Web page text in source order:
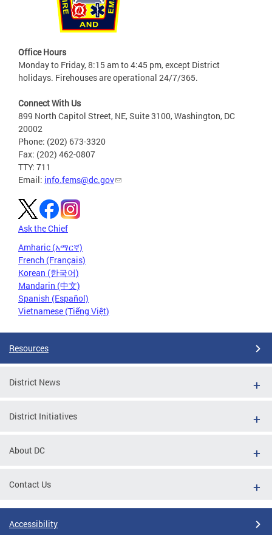
Office Hours
Monday to Friday, 8:15 am to 4:45 pm, except District
holidays. Firehouses are operational 24/7/365.
Connect With Us
899 North Capitol Street, NE, Suite 3100, Washington, DC
20002
Phone: (202) 673-3320
Fax: (202) 462-0807
TTY: 711
Email: info.fems@dc.gov
Ask the Chief
Amharic (አማርኛ)
French (Français)
Korean (한국어)
Mandarin (中文)
Spanish (Español)
Vietnamese (Tiếng Việt)
Resources
District News
District Initiatives
About DC
Contact Us
Accessibility